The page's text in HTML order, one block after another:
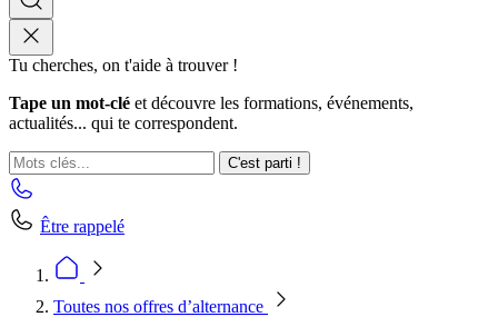
Tu cherches, on t'aide à trouver !
Tape un mot-clé et découvre les formations, événements,
actualités... qui te correspondent.
C'est parti !
Être rappelé
Toutes nos offres d’alternance